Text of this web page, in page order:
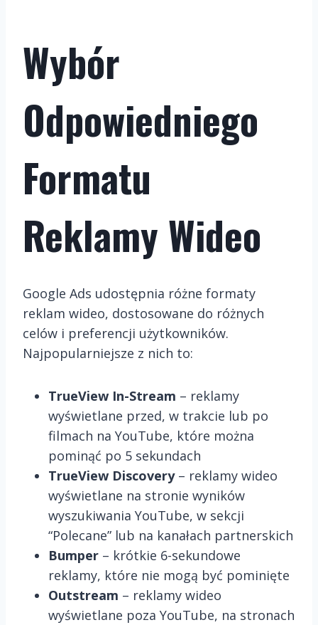
Wybór
Odpowiedniego
Formatu
Reklamy Wideo
Google Ads udostępnia różne formaty
reklam wideo, dostosowane do różnych
celów i preferencji użytkowników.
Najpopularniejsze z nich to:
TrueView In-Stream – reklamy
wyświetlane przed, w trakcie lub po
filmach na YouTube, które można
pominąć po 5 sekundach
TrueView Discovery– reklamy wideo
wyświetlane na stronie wyników
wyszukiwania YouTube, w sekcji
“Polecane” lub na kanałach partnerskich
Bumper – krótkie 6-sekundowe
reklamy, które nie mogą być pominięte
Outstream – reklamy wideo
wyświetlane poza YouTube, na stronach